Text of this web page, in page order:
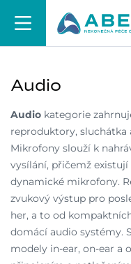
Audio
Audio kategorie
reproduktory, sluchátka
Mikrofony slouží k
vysílání, přičemž
dynamické mikrofony.
zvukový výstup pro
her, a to od
domácí audio systémy.
modely in-ear, on-ear a